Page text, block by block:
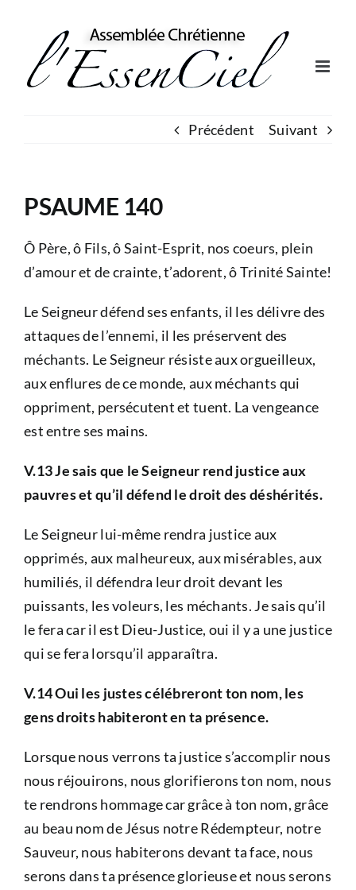
content
Précédent Suivant
PSAUME 140
Ô Père, ô Fils, ô Saint-Esprit, nos coeurs, plein
d’amour et de crainte, t’adorent, ô Trinité Sainte!
Le Seigneur défend ses enfants, il les délivre des
attaques de l’ennemi, il les préservent des
méchants. Le Seigneur résiste aux orgueilleux,
aux enflures de ce monde, aux méchants qui
oppriment, persécutent et tuent. La vengeance
est entre ses mains.
V.13 Je sais que le Seigneur rend justice aux
pauvres et qu’il défend le droit des déshérités.
Le Seigneur lui-même rendra justice aux
opprimés, aux malheureux, aux misérables, aux
humiliés, il défendra leur droit devant les
puissants, les voleurs, les méchants. Je sais qu’il
le fera car il est Dieu-Justice, oui il y a une justice
qui se fera lorsqu’il apparaîtra.
V.14 Oui les justes célébreront ton nom, les
gens droits habiteront en ta présence.
Lorsque nous verrons ta justice s’accomplir nous
nous réjouirons, nous glorifierons ton nom, nous
te rendrons hommage car grâce à ton nom, grâce
au beau nom de Jésus notre Rédempteur, notre
Sauveur, nous habiterons devant ta face, nous
serons dans ta présence glorieuse et nous serons